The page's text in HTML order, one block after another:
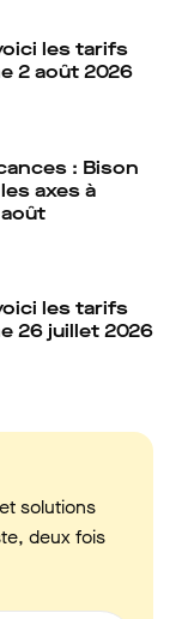
les tarifs
2 août 2026
: Bison
axes à
les tarifs
26 juillet 2026
solutions
deux fois